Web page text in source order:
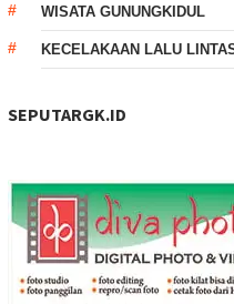
WISATA GUNUNGKIDUL
KECELAKAAN LALU
SEPUTARGK.ID